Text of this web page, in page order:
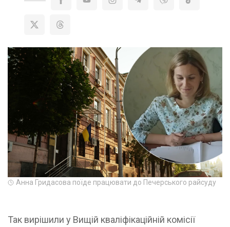
Анна Гридасова поїде працювати до Печерського райсуду
Так вирішили у Вищій кваліфікаційній комісії